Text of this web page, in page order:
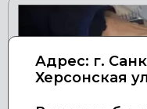
Адрес: г.
Херсонская